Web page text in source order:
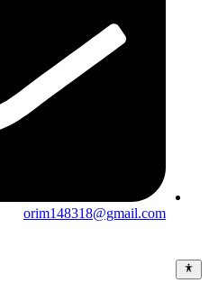
orim148318@gmail.com